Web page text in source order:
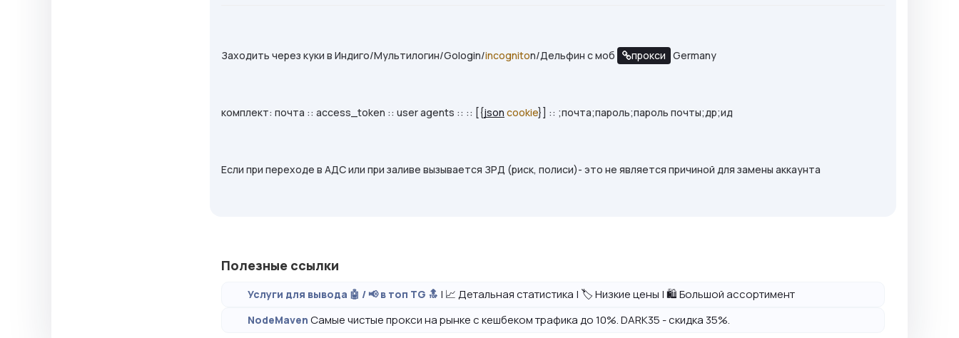
Заходить через куки в Индиго/Мультилогин/Gologin/incogniton/Дельфин с моб прокси Germany
комплект: почта :: access_token :: user agents :: :: [{json cookie}] :: ;почта;пароль;пароль почты;др;ид
Если при переходе в АДС или при заливе вызывается ЗРД (риск, полиси)- это не является причиной для замены аккаунта
Полезные ссылки
Услуги для вывода 🤖 / 📢 в топ TG 🔝 | 📈 Детальная статистика | 🏷️ Низкие цены | 🛍️ Большой ассортимент
NodeMaven Самые чистые прокси на рынке с кешбеком трафика до 10%. DARK35 - скидка 35%.